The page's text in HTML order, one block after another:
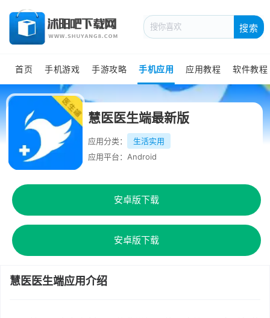
搜索
首页 手机游戏 手游攻略 手机应用 应用教程 软件教程
慧医医生端最新版
应用分类：
生活实用
应用平台：Android
安卓版下载
安卓版下载
慧医医生端应用介绍